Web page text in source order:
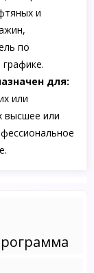
и
по
для:
или
высшее или